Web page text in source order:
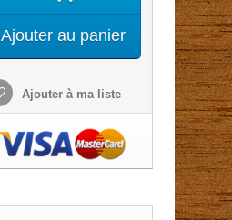
Ajouter au panier
Ajouter à ma liste